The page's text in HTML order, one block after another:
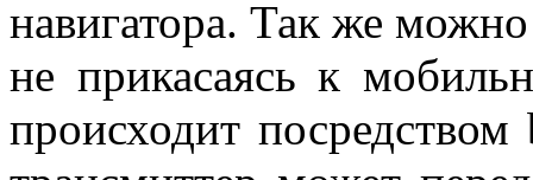
навигатора. Так же
не прикасаясь к
происходит